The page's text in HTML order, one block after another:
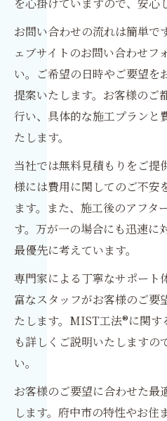
お問い合わせの流れは簡単で
ェブサイトのお問い合わせフ
い。ご希望の日時やご要望を
提案いたします。お客様のご
行い、具体的な施工プランと
たします。
当社では無料見積もりをご提
様には費用に関してのご不安
ます。また、施工後のアフタ
す。万が一の場合にも迅速に
最優先に考えています。
専門家による丁寧なサポート
富なスタッフがお客様のご要
たします。MIST工法®に関す
も詳しくご説明いたしますの
い。
お客様のご要望に合わせた最
します。府中市の特性やお住